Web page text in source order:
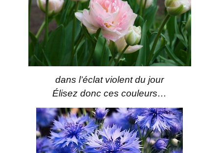
dans l’éclat violent du jour
Élisez donc ces couleurs…